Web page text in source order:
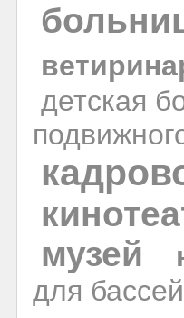
детская
музей
для